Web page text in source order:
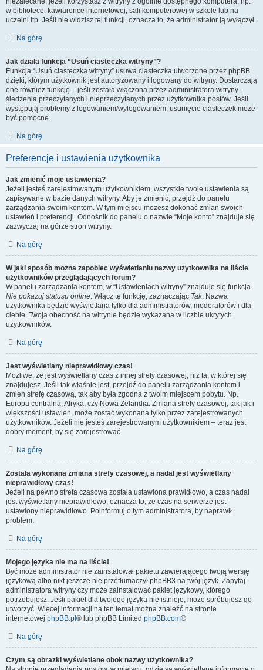
w bibliotece, kawiarence internetowej, sali komputerowej w szkole lub na
uczelni itp. Jeśli nie widzisz tej funkcji, oznacza to, że administrator ją wyłączył.
Na górę
Jak działa funkcja “Usuń ciasteczka witryny”?
Funkcja “Usuń ciasteczka witryny” usuwa ciasteczka utworzone przez phpBB
dzięki, którym użytkownik jest autoryzowany i logowany do witryny. Dostarczają
one również funkcję – jeśli została włączona przez administratora witryny –
śledzenia przeczytanych i nieprzeczytanych przez użytkownika postów. Jeśli
występują problemy z logowaniem/wylogowaniem, usunięcie ciasteczek może
być pomocne.
Na górę
Preferencje i ustawienia użytkownika
Jak zmienić moje ustawienia?
Jeżeli jesteś zarejestrowanym użytkownikiem, wszystkie twoje ustawienia są
zapisywane w bazie danych witryny. Aby je zmienić, przejdź do panelu
zarządzania swoim kontem. W tym miejscu możesz dokonać zmian swoich
ustawień i preferencji. Odnośnik do panelu o nazwie “Moje konto” znajduje się
zazwyczaj na górze stron witryny.
Na górę
W jaki sposób można zapobiec wyświetlaniu nazwy użytkownika na liście
użytkowników przeglądających forum?
W panelu zarządzania kontem, w “Ustawieniach witryny” znajduje się funkcja
Nie pokazuj statusu online. Włącz tę funkcję, zaznaczając Tak. Nazwa
użytkownika będzie wyświetlana tylko dla administratorów, moderatorów i dla
ciebie. Twoja obecność na witrynie będzie wykazana w liczbie ukrytych
użytkowników.
Na górę
Jest wyświetlany nieprawidłowy czas!
Możliwe, że jest wyświetlany czas z innej strefy czasowej, niż ta, w której się
znajdujesz. Jeśli tak właśnie jest, przejdź do panelu zarządzania kontem i
zmień strefę czasową, tak aby była zgodna z twoim miejscem pobytu. Np.
Europa centralna, Afryka, czy Nowa Zelandia. Zmiana strefy czasowej, tak jak i
większości ustawień, może zostać wykonana tylko przez zarejestrowanych
użytkowników. Jeżeli nie jesteś zarejestrowanym użytkownikiem – teraz jest
dobry moment, by się zarejestrować.
Na górę
Została wykonana zmiana strefy czasowej, a nadal jest wyświetlany
nieprawidłowy czas!
Jeżeli na pewno strefa czasowa została ustawiona prawidłowo, a czas nadal
jest wyświetlany nieprawidłowo, oznacza to, że czas na serwerze jest
ustawiony nieprawidłowo. Poinformuj o tym administratora, by naprawił
problem.
Na górę
Mojego języka nie ma na liście!
Być może administrator nie zainstalował pakietu zawierającego twoją wersję
językową albo nikt jeszcze nie przetłumaczył phpBB3 na twój język. Zapytaj
administratora witryny czy może zainstalować pakiet językowy, którego
potrzebujesz. Jeśli pakiet dla twojego języka nie istnieje, może spróbujesz go
utworzyć. Więcej informacji na ten temat można znaleźć na stronie
internetowej phpBB.pl ® lub phpBB Limited phpBB.com®
Na górę
Czym są obrazki wyświetlane obok nazwy użytkownika?